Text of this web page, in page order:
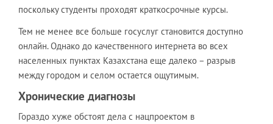
поскольку студенты проходят краткосрочные курсы.
Тем не менее все больше госуслуг становится доступно
онлайн. Однако до качественного интернета во всех
населенных пунктах Казахстана еще далеко – разрыв
между городом и селом остается ощутимым.
Хронические диагнозы
Гораздо хуже обстоят дела с нацпроектом в